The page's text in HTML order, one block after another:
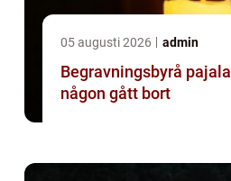
05 augusti 2026 admin
Begravningsbyrå pajala trygg hjälp när
någon gått bort